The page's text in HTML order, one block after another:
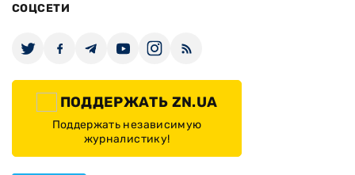
СОЦСЕТИ
ПОДДЕРЖАТЬ ZN.UA
Поддержать независимую
журналистику!